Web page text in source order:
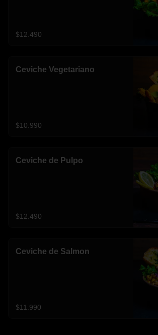
$12.490
Ceviche Vegetariano
$10.990
Ceviche de Pulpo
$12.490
Ceviche de Salmon
$11.990